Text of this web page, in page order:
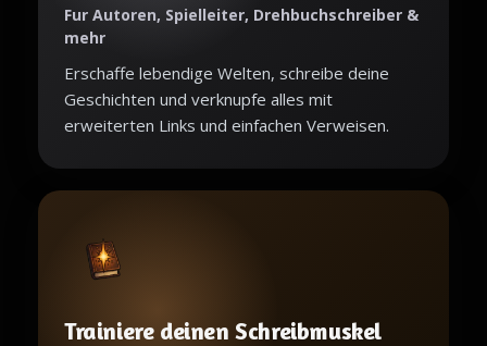
Fur Autoren, Spielleiter, Drehbuchschreiber &
mehr
Erschaffe lebendige Welten, schreibe deine
Geschichten und verknupfe alles mit
erweiterten Links und einfachen Verweisen.
Trainiere deinen Schreibmuskel